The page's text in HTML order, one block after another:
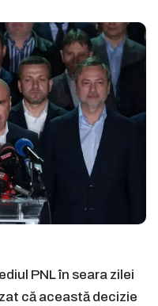
PNL în seara zilei
că această decizie